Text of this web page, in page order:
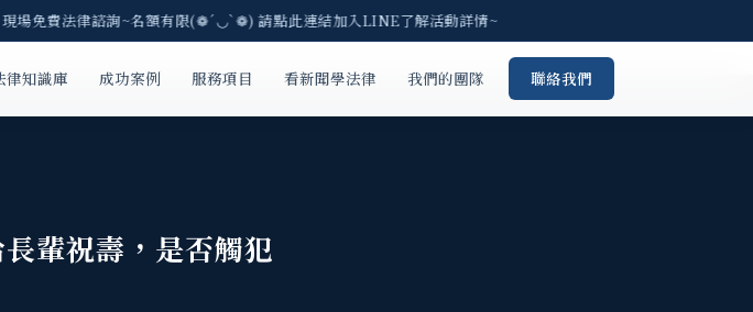
費法律諮詢~名額有限(❁´◡`❁) 請點此連結加入LINE了解活動詳情~
律知識庫 成功案例 服務項目 看新聞學法律 我們的團隊 聯絡我們
輩祝壽，是否觸犯